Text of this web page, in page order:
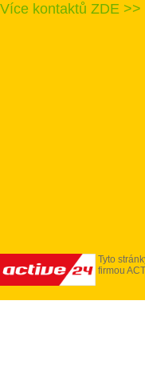
Více kontaktů ZDE >>
Tyto
firmou